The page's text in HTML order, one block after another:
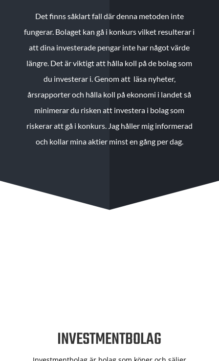
Det finns såklart fall där denna metoden inte
fungerar. Bolaget kan gå i konkurs vilket resulterar i
att dina investerade pengar inte har något värde
längre. Det är viktigt att hålla koll på de bolag som
du investerar i. Genom att läsa nyheter,
årsrapporter och hålla koll på ekonomi i landet så
minimerar du risken att investera i bolag som
riskerar att gå i konkurs. Jag håller mig informerad
och kollar mina aktier minst en gång per dag.
INVESTMENTBOLAG